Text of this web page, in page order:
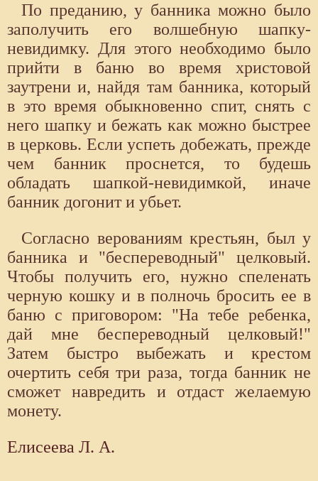
По преданию, у банника можно было
заполучить его волшебную шапку-
невидимку. Для этого необходимо было
прийти в баню во время христовой
заутрени и, найдя там банника, который
в это время обыкновенно спит, снять с
него шапку и бежать как можно быстрее
в церковь. Если успеть добежать, прежде
чем банник проснется, то будешь
обладать шапкой-невидимкой, иначе
банник догонит и убьет.
Согласно верованиям крестьян, был у
банника и "беспереводный" целковый.
Чтобы получить его, нужно спеленать
черную кошку и в полночь бросить ее в
баню с приговором: "На тебе ребенка,
дай мне беспереводный целковый!"
Затем быстро выбежать и крестом
очертить себя три раза, тогда банник не
сможет навредить и отдаст желаемую
монету.
Елисеева Л. А.